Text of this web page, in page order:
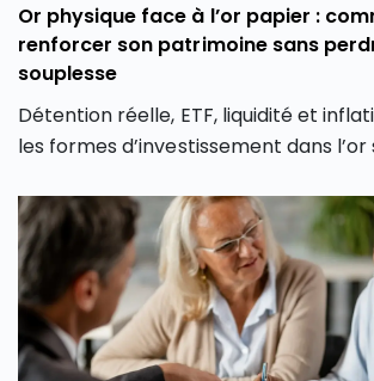
Or physique face à l’or papier :
renforcer son patrimoine sans
souplesse
Détention réelle, ETF, liquidité et
les formes d’investissement dans